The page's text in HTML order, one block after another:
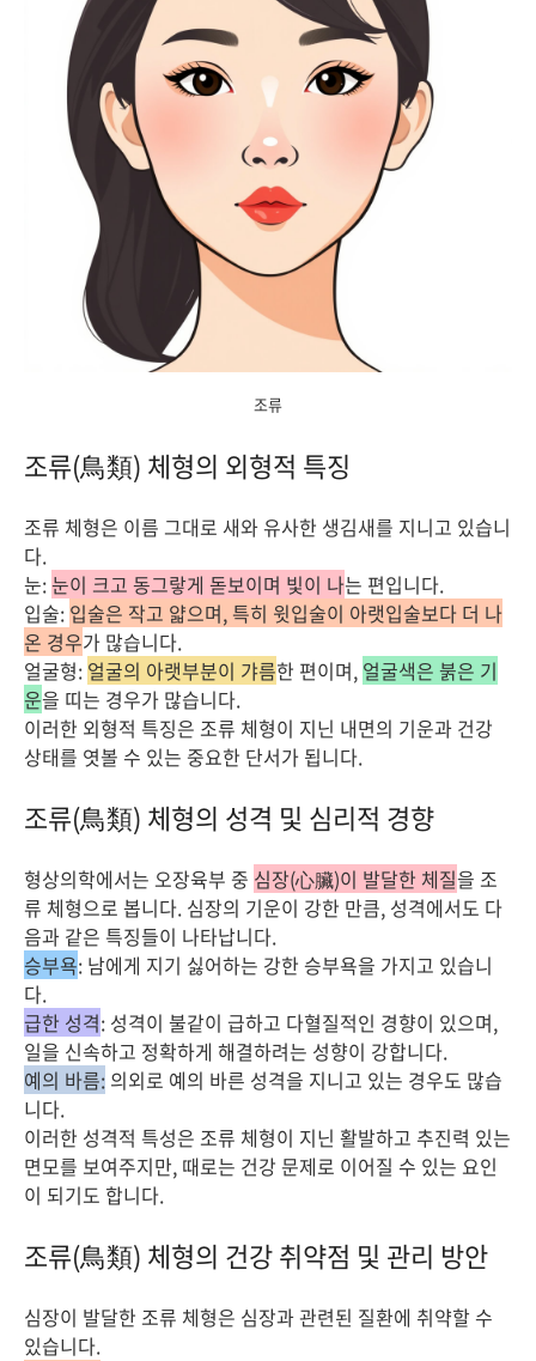
조류
조류(鳥類) 체형의 외형적 특징
조류 체형은 이름 그대로 새와 유사한 생김새를 지니고 있습니
다.
눈:눈이 크고 동그랗게 돋보이며 빛이 나는 편입니다.
입술: 입술은 작고 얇으며, 특히 윗입술이 아랫입술보다 더 나
온 경우가 많습니다.
얼굴형: 얼굴의 아랫부분이 갸름한 편이며, 얼굴색은 붉은 기
운을 띠는 경우가 많습니다.
이러한 외형적 특징은 조류 체형이 지닌 내면의 기운과 건강
상태를 엿볼 수 있는 중요한 단서가 됩니다.
조류(鳥類) 체형의 성격 및 심리적 경향
형상의학에서는 오장육부 중 심장(心臟)이 발달한 체질을 조
류 체형으로 봅니다. 심장의 기운이 강한 만큼, 성격에서도 다
음과 같은 특징들이 나타납니다.
승부욕: 남에게 지기 싫어하는 강한 승부욕을 가지고 있습니
다.
급한 성격: 성격이 불같이 급하고 다혈질적인 경향이 있으며,
일을 신속하고 정확하게 해결하려는 성향이 강합니다.
예의 바름: 의외로 예의 바른 성격을 지니고 있는 경우도 많습
니다.
이러한 성격적 특성은 조류 체형이 지닌 활발하고 추진력 있는
면모를 보여주지만, 때로는 건강 문제로 이어질 수 있는 요인
이 되기도 합니다.
조류(鳥類) 체형의 건강 취약점 및 관리 방안
심장이 발달한 조류 체형은 심장과 관련된 질환에 취약할 수
있습니다.